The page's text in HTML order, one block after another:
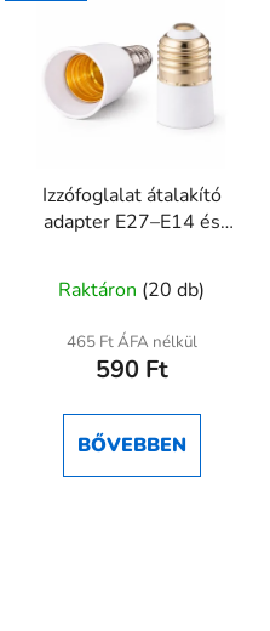
Izzófoglalat átalakító
adapter E27–E14 és
Raktáron (20 db)
465 Ft ÁFA nélkül
590 Ft
BŐVEBBEN